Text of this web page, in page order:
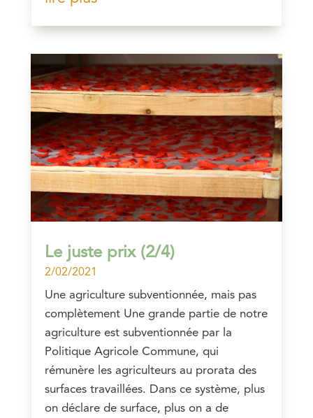
Le juste prix (2/4)
2/02/2021
Une agriculture subventionnée, mais pas
complètement Une grande partie de notre
agriculture est subventionnée par la
Politique Agricole Commune, qui
rémunère les agriculteurs au prorata des
surfaces travaillées. Dans ce système, plus
on déclare de surface, plus on a de